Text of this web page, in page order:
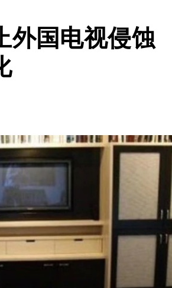
外国电视侵蚀